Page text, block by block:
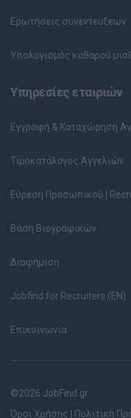
Ερωτήσεις συνεντεύξεων
Υπολογισμός καθαρού
Υπηρεσίες εταιριών
Εγγραφή & Καταχώρηση
Τιμοκατάλογος Αγγελιών
Εύρεση Προσωπικού |
Βάση Βιογραφικών
Διαφήμιση
Jobfind for Recruiters (EN)
Επικοινωνία
©2026 JobFind.gr
Όροι Χρήσης
Πολιτική